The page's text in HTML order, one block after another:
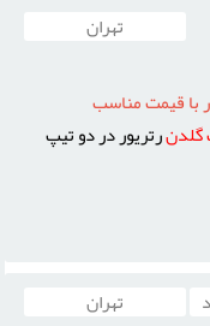
تهران
با قيمت مناسب
گلدنرتريور در دو تيپ
تهران